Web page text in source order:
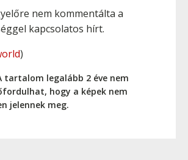
nem kommentálta a
kapcsolatos hírt.
)
tartalom legalább 2 éve nem
hogy a képek nem
jelennek meg.